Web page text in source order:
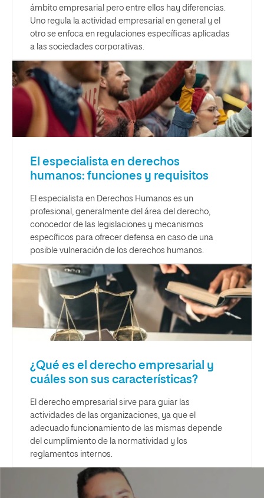
ámbito empresarial pero entre ellos hay diferencias.
Uno regula la actividad empresarial en general y el
otro se enfoca en regulaciones específicas aplicadas
a las sociedades corporativas.
El especialista en derechos
humanos: funciones y requisitos
El especialista en Derechos Humanos es un
profesional, generalmente del área del derecho,
conocedor de las legislaciones y mecanismos
específicos para ofrecer defensa en caso de una
posible vulneración de los derechos humanos.
¿Qué es el derecho empresarial y
cuáles son sus características?
El derecho empresarial sirve para guiar las
actividades de las organizaciones, ya que el
adecuado funcionamiento de las mismas depende
del cumplimiento de la normatividad y los
reglamentos internos.